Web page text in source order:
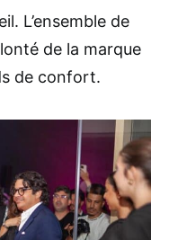
L’ensemble de
de la marque
de confort.